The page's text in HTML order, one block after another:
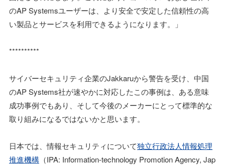
のAP Systemsユーザーは、より安全で安定した信頼性の高
い製品とサービスを利用できるようになります。」
**********
サイバーセキュリティ企業のJakkaruから警告を受け、中国
のAP Systems社が速やかに対応したこの事例は、ある意味
成功事例でもあり、そして今後のメーカーにとって標準的な
取り組みになるではないかと思います。
日本では、情報セキュリティについて独立行政法人情報処理
推進機構 （IPA: Information-technology Promotion Agency, Jap